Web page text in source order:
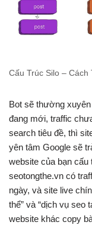
Cấu Trúc Silo – Cách
Bot sẽ thường
đang mới, traffic
search tiêu đề, thì
yên tâm Google sẽ
website của bạn cấu
seotongthe.vn có
ngày, và site live
thể” và “dịch vụ seo
website khác copy